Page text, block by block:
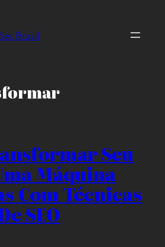
Brasil
Seu
Máquina
Com Técnicas
SEO